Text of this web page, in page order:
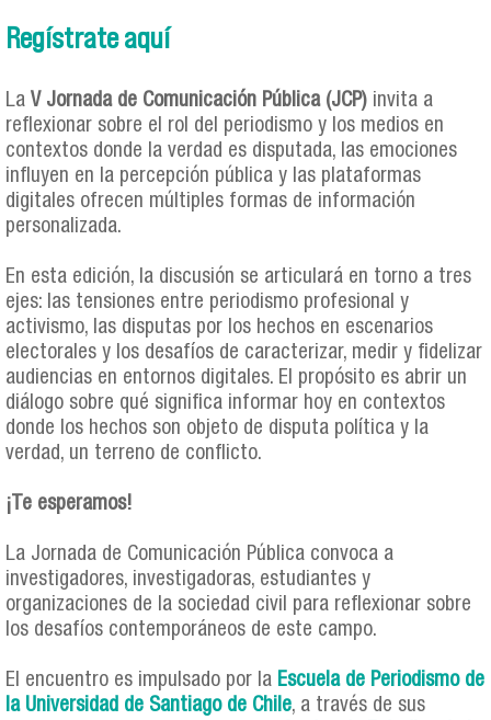
Regístrate aquí
La V Jornada de Comunicación Pública (JCP) invita a
reflexionar sobre el rol del periodismo y los medios en
contextos donde la verdad es disputada, las emociones
influyen en la percepción pública y las plataformas
digitales ofrecen múltiples formas de información
personalizada.
En esta edición, la discusión se articulará en torno a tres
ejes: las tensiones entre periodismo profesional y
activismo, las disputas por los hechos en escenarios
electorales y los desafíos de caracterizar, medir y fidelizar
audiencias en entornos digitales. El propósito es abrir un
diálogo sobre qué significa informar hoy en contextos
donde los hechos son objeto de disputa política y la
verdad, un terreno de conflicto.
¡Te esperamos!
La Jornada de Comunicación Pública convoca a
investigadores, investigadoras, estudiantes y
organizaciones de la sociedad civil para reflexionar sobre
los desafíos contemporáneos de este campo.
El encuentro es impulsado por la Escuela de Periodismo de
la Universidad de Santiago de Chile, a través de sus